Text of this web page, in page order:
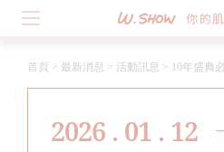
首頁 > 最新消息 > 活動訊息 > 10年盛典必
2026 . 01 . 12